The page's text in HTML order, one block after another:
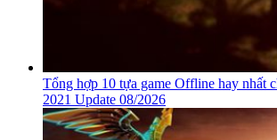
Tổng hợp 10 tựa game Offline hay nhất
2021 Update 08/2026